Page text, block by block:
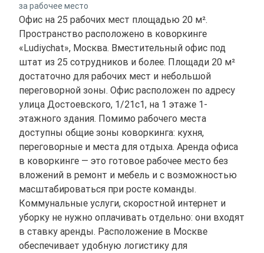
за рабочее место
Офис на 25 рабочих мест площадью 20 м².
Пространство расположено в коворкинге
«Ludiychat», Москва. Вместительный офис под
штат из 25 сотрудников и более. Площади 20 м²
достаточно для рабочих мест и небольшой
переговорной зоны. Офис расположен по адресу
улица Достоевского, 1/21с1, на 1 этаже 1-
этажного здания. Помимо рабочего места
доступны общие зоны коворкинга: кухня,
переговорные и места для отдыха. Аренда офиса
в коворкинге — это готовое рабочее место без
вложений в ремонт и мебель и с возможностью
масштабироваться при росте команды.
Коммунальные услуги, скоростной интернет и
уборку не нужно оплачивать отдельно: они входят
в ставку аренды. Расположение в Москве
обеспечивает удобную логистику для